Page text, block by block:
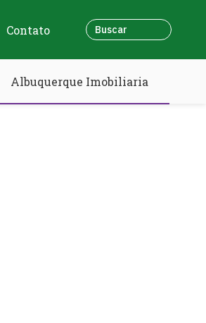
Contato
Albuquerque Imobiliaria